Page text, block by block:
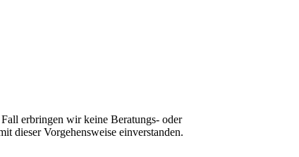
erbringen wir keine Beratungs- oder
dieser Vorgehensweise einverstanden.